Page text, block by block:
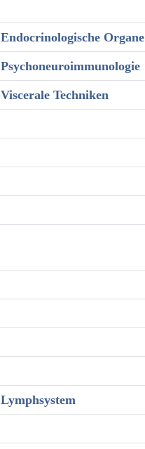
Endocrinologische Organe
Psychoneuroimmunologie
Viscerale Techniken
Lymphsystem